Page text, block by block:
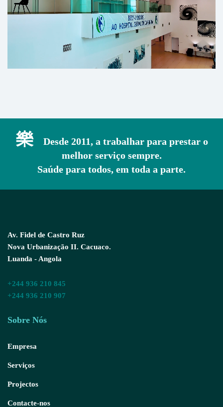
Desde 2011, a trabalhar para prestar o
melhor serviço sempre.
Saúde para todos, em toda a parte.
Av. Fidel de Castro Ruz
Nova Urbanização II. Cacuaco.
Luanda - Angola
+244 936 210 845
+244 936 210 907
Sobre Nós
Empresa
Serviços
Projectos
Contacte-nos